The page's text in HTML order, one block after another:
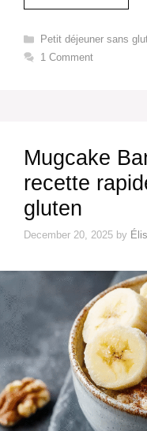
Categories
Petit déjeuner sans
1 Comment
Mugcake
recette
gluten
December 20, 2025 by